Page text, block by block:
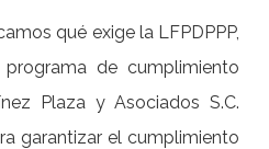
qué exige la LFPDPPP,
de cumplimiento
Plaza y Asociados S.C.
garantizar el cumplimiento